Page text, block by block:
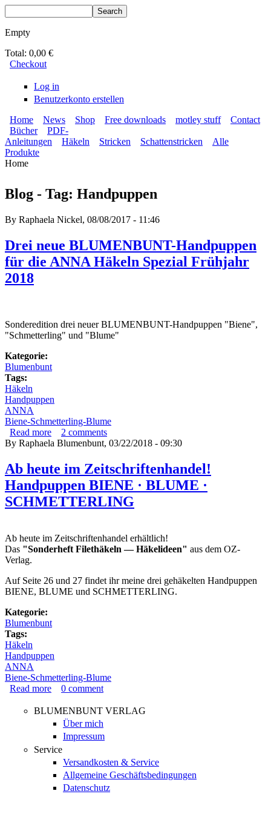
Empty
Total: 0,00 €
Checkout
Log in
Benutzerkonto erstellen
BLUMENBUNT VERLAG
Secondary menu
Home News Shop Free downloads motley stuff Contact
Main menu
Bücher
PDF-
Anleitungen
Häkeln Stricken Schattenstricken
Alle
Produkte
Home
Blog - Tag: Handpuppen
By Raphaela Nickel, 08/08/2017 - 11:46
Drei neue BLUMENBUNT-Handpuppen
für die ANNA Häkeln Spezial Frühjahr
2018
Sonderedition drei neuer BLUMENBUNT-Handpuppen "Biene",
"Schmetterling" und "Blume"
Kategorie:
Blumenbunt
Tags:
Häkeln
Handpuppen
ANNA
Biene-Schmetterling-Blume
Read more about Drei neue BLUMENBUNT-Handpuppen für die
ANNA Häkeln Spezial Frühjahr 2018
2 comments
By Raphaela Blumenbunt, 03/22/2018 - 09:30
Ab heute im Zeitschriftenhandel!
Handpuppen BIENE · BLUME ·
SCHMETTERLING
Ab heute im Zeitschriftenhandel erhältlich!
Das "Sonderheft Filethäkeln — Häkelideen" aus dem OZ-
Verlag.
Auf Seite 26 und 27 findet ihr meine drei gehäkelten Handpuppen
BIENE, BLUME und SCHMETTERLING.
Kategorie:
Blumenbunt
Tags:
Häkeln
Handpuppen
ANNA
Biene-Schmetterling-Blume
Read more about Ab heute im Zeitschriftenhandel! Handpuppen
0 comment
BLUMENBUNT VERLAG
Über mich
Impressum
Service
Versandkosten & Service
Allgemeine Geschäftsbedingungen
Datenschutz